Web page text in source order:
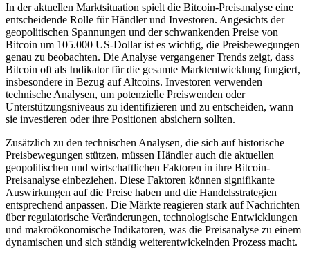
In der aktuellen Marktsituation spielt die Bitcoin-Preisanalyse eine
entscheidende Rolle für Händler und Investoren. Angesichts der
geopolitischen Spannungen und der schwankenden Preise von
Bitcoin um 105.000 US-Dollar ist es wichtig, die Preisbewegungen
genau zu beobachten. Die Analyse vergangener Trends zeigt, dass
Bitcoin oft als Indikator für die gesamte Marktentwicklung fungiert,
insbesondere in Bezug auf Altcoins. Investoren verwenden
technische Analysen, um potenzielle Preiswenden oder
Unterstützungsniveaus zu identifizieren und zu entscheiden, wann
sie investieren oder ihre Positionen absichern sollten.
Zusätzlich zu den technischen Analysen, die sich auf historische
Preisbewegungen stützen, müssen Händler auch die aktuellen
geopolitischen und wirtschaftlichen Faktoren in ihre Bitcoin-
Preisanalyse einbeziehen. Diese Faktoren können signifikante
Auswirkungen auf die Preise haben und die Handelsstrategien
entsprechend anpassen. Die Märkte reagieren stark auf Nachrichten
über regulatorische Veränderungen, technologische Entwicklungen
und makroökonomische Indikatoren, was die Preisanalyse zu einem
dynamischen und sich ständig weiterentwickelnden Prozess macht.